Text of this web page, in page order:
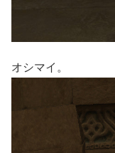
オシマイ。